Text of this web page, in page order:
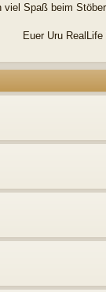
viel Spaß beim
Euer Uru RealLife